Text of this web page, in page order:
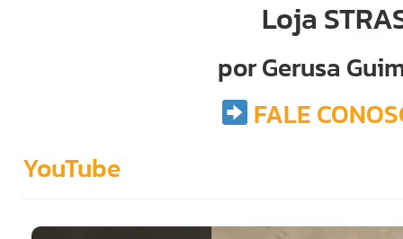
Loja
por Gerusa
FALE
YouTube